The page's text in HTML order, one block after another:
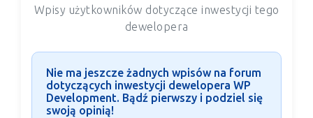
Wpisy użytkowników dotyczące inwestycji tego
dewelopera
Nie ma jeszcze żadnych wpisów na forum
dotyczących inwestycji dewelopera WP
Development. Bądź pierwszy i podziel się
swoją opinią!